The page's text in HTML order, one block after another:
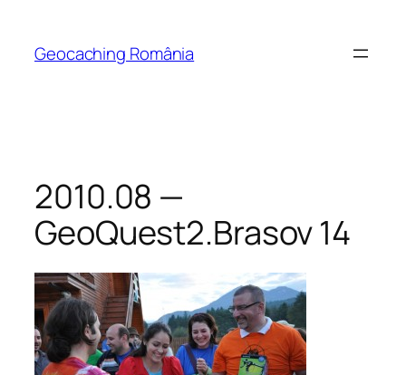
content
Geocaching România
2010.08 —
GeoQuest2.Brasov 14